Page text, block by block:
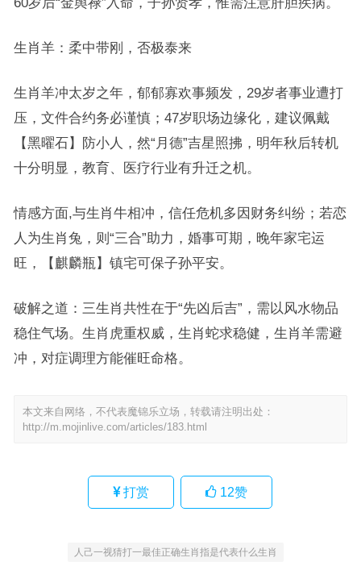
生肖羊：柔中带刚，否极泰来
生肖羊冲太岁之年，郁郁寡欢事频发，29岁者事业遭打
压，文件合约务必谨慎；47岁职场边缘化，建议佩戴
【黑曜石】防小人，然“月德”吉星照拂，明年秋后转机
十分明显，教育、医疗行业有升迁之机。
情感方面,与生肖牛相冲，信任危机多因财务纠纷；若恋
人为生肖兔，则“三合”助力，婚事可期，晚年家宅运
旺，【麒麟瓶】镇宅可保子孙平安。
破解之道：三生肖共性在于“先凶后吉”，需以风水物品
稳住气场。生肖虎重权威，生肖蛇求稳健，生肖羊需避
冲，对症调理方能催旺命格。
本文来自网络，不代表魔锦乐立场，转载请注明出处：
http://m.mojinlive.com/articles/183.html
打赏 12赞
人己一视猜打一最佳正确生肖指是代表什么生肖